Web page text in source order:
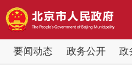
要闻动态 政务公开 政
要闻动态